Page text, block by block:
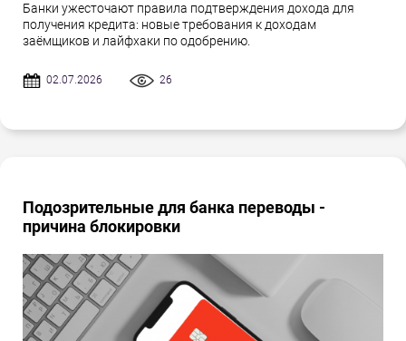
Банки ужесточают правила подтверждения дохода для
получения кредита: новые требования к доходам
заёмщиков и лайфхаки по одобрению.
02.07.2026 26
Подозрительные для банка переводы -
причина блокировки